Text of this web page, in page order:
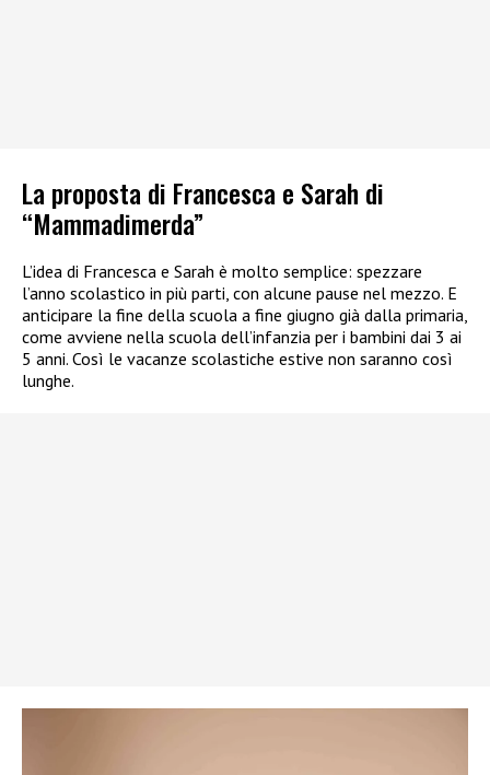
La proposta di Francesca e Sarah di
“Mammadimerda”
L’idea di Francesca e Sarah è molto semplice: spezzare
l’anno scolastico in più parti, con alcune pause nel mezzo. E
anticipare la fine della scuola a fine giugno già dalla primaria,
come avviene nella scuola dell’infanzia per i bambini dai 3 ai
5 anni. Così le vacanze scolastiche estive non saranno così
lunghe.